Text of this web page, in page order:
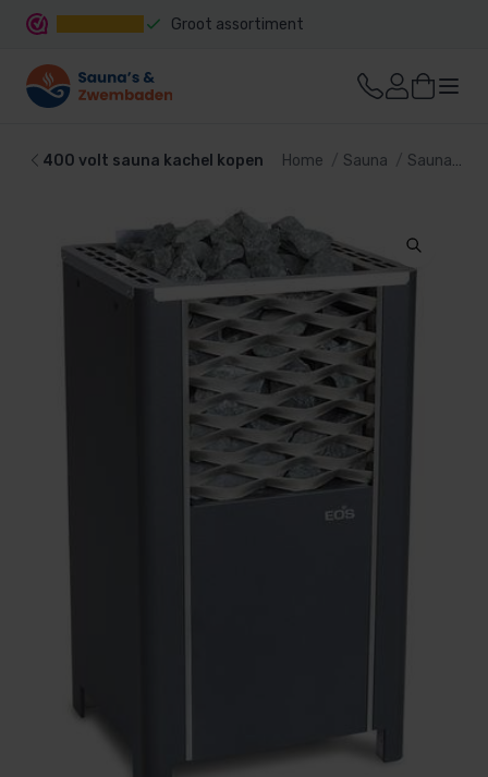
Groot assortiment
400 volt sauna kachel kopen Home Sauna Sauna kachel